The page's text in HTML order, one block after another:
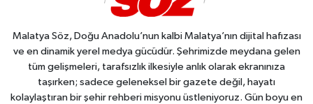
Malatya Söz, Doğu Anadolu’nun kalbi Malatya’nın dijital hafızası
ve en dinamik yerel medya gücüdür. Şehrimizde meydana gelen
tüm gelişmeleri, tarafsızlık ilkesiyle anlık olarak ekranınıza
taşırken; sadece geleneksel bir gazete değil, hayatı
kolaylaştıran bir şehir rehberi misyonu üstleniyoruz. Gün boyu en